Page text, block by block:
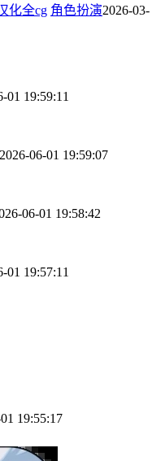
化全cg 角色扮演2026-03-
01 19:59:11
2026-06-01 19:59:07
06-01 19:58:42
01 19:57:11
19:55:17